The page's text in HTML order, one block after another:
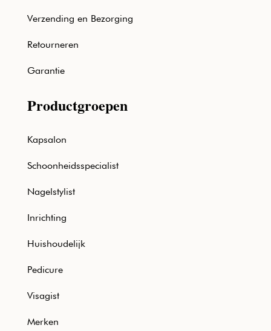
Verzending en Bezorging
Retourneren
Garantie
Productgroepen
Kapsalon
Schoonheidsspecialist
Nagelstylist
Inrichting
Huishoudelijk
Pedicure
Visagist
Merken